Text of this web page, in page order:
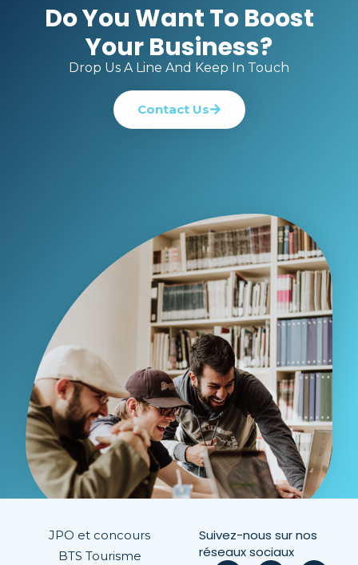
Do You Want To Boost
Your Business?
Drop Us A Line And Keep In Touch
Contact Us
JPO et concours
BTS Tourisme
Suivez-nous sur nos
réseaux sociaux